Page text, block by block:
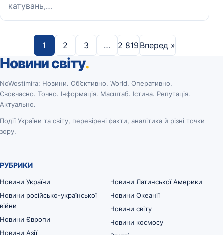
катувань,…
1 2 3 … 2 819 Вперед »
Новини світу.
NoWostimira: Новини. Об’єктивно. World. Оперативно.
Своєчасно. Точно. Інформація. Масштаб. Істина. Репутація.
Актуально.
Події України та світу, перевірені факти, аналітика й різні точки
зору.
РУБРИКИ
Новини України
Новини російсько-української
війни
Новини Європи
Новини Азії
Новини Латинської Америки
Новини Океанії
Новини світу
Новини космосу